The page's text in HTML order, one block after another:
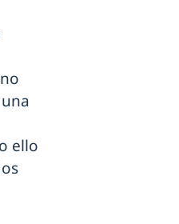
ello